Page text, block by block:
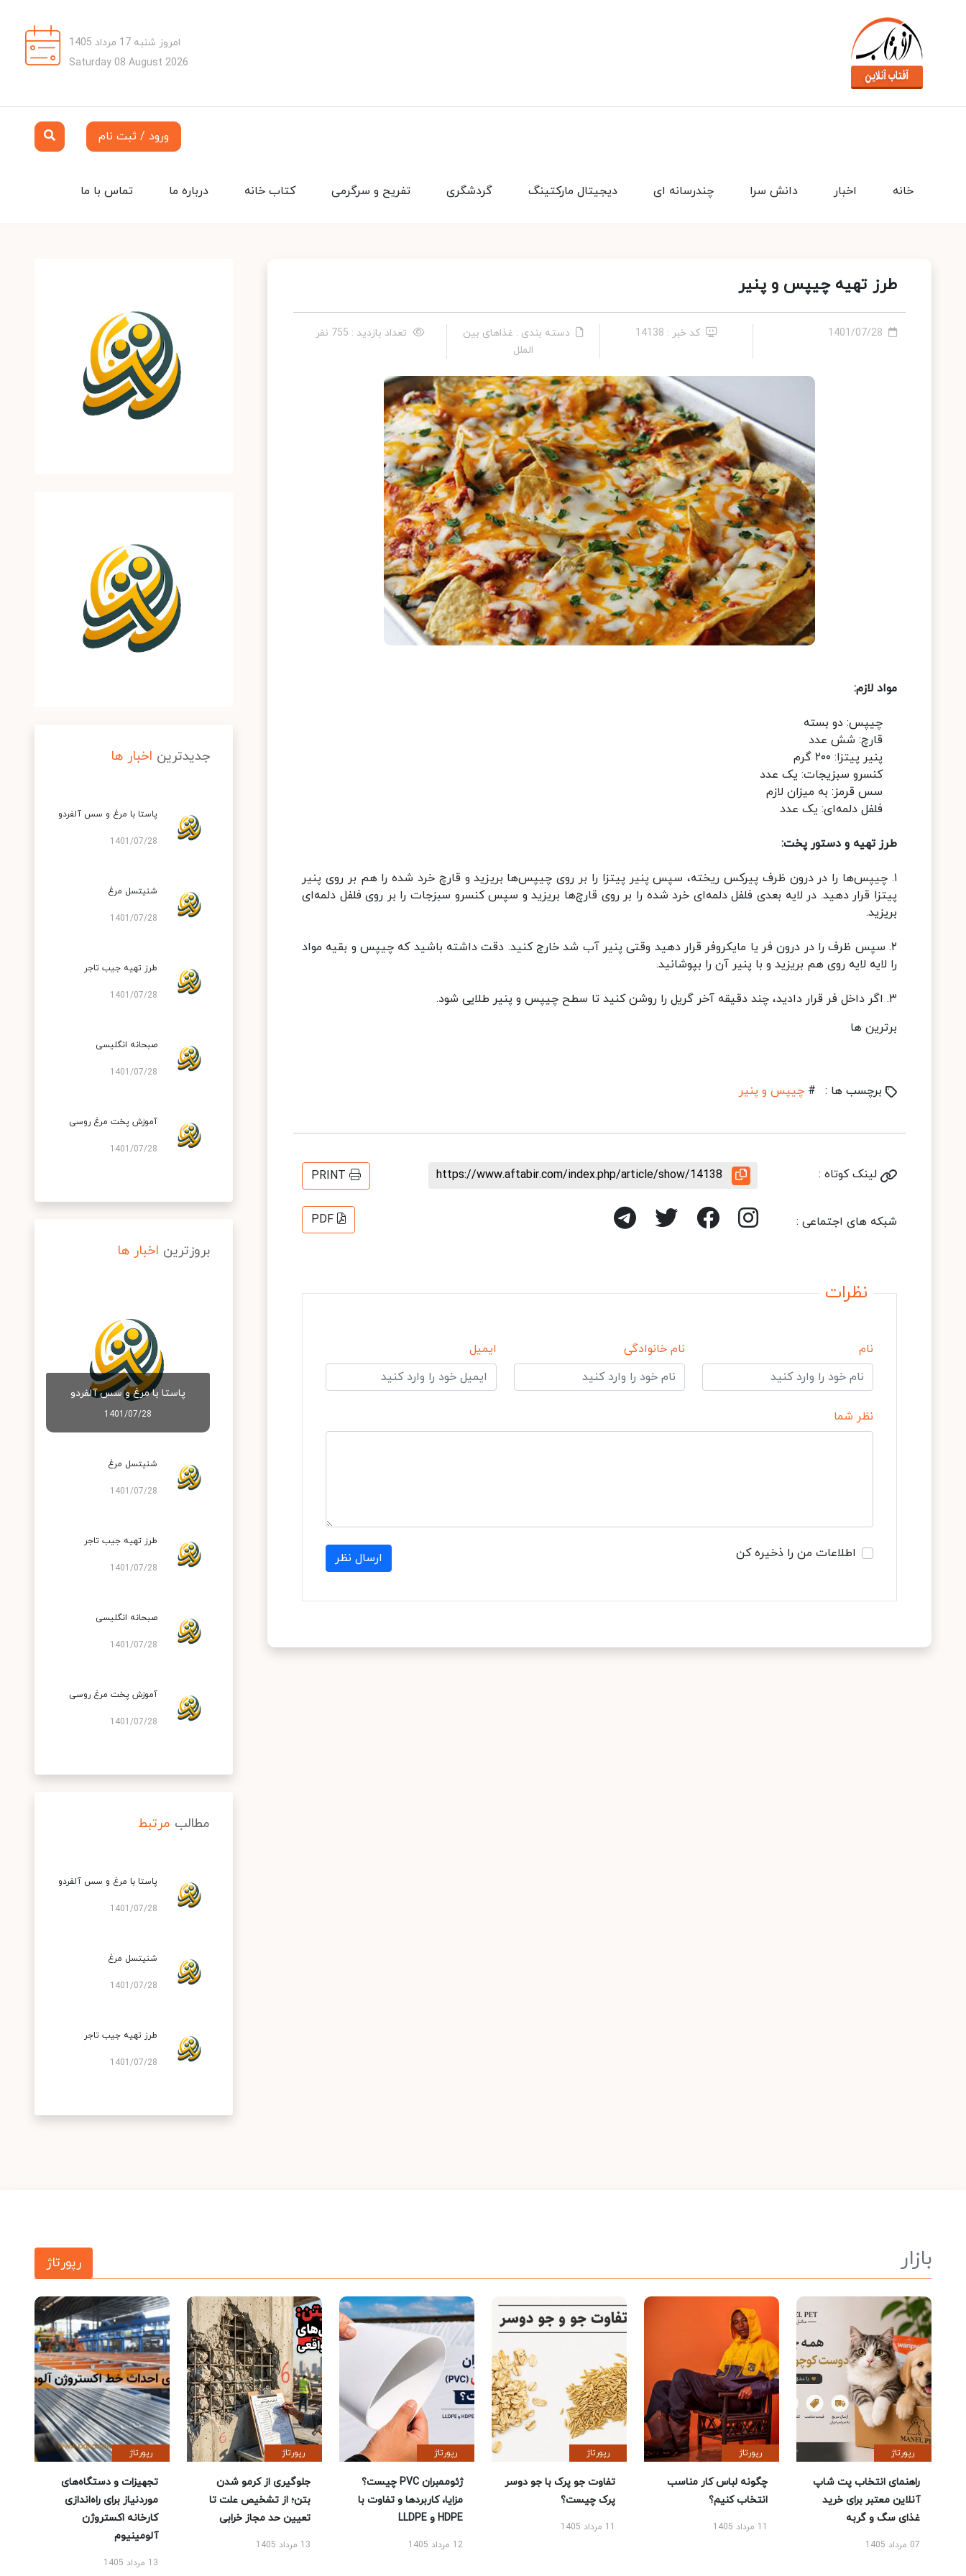
امروز شنبه 17 مرداد 1405
Saturday 08 August 2026
ورود / ثبت نام
تماس با ما درباره ما کتاب خانه تفریح و سرگرمی گردشگری دیجیتال مارکتینگ چندرسانه ای دانش سرا اخبار خانه
طرز تهیه چیپس و پنیر
1401/07/28 کد خبر : 14138
دسته بندی : غذاهای بین
الملل
تعداد بازدید : 755 نفر
مواد لازم:
چیپس: دو بسته
قارچ: شش عدد
پنیر پیتزا: ۲۰۰ گرم
کنسرو سبزیجات: یک عدد
سس قرمز: به میزان لازم
فلفل دلمه‌ای: یک عدد
طرز تهیه و دستور پخت:
۱. چیپس‌ها را در درون ظرف پیرکس ریخته، سپس پنیر پیتزا را بر روی چیپس‌ها بریزید و قارچ خرد شده را هم بر روی پنیر
پیتزا قرار دهید. در لایه بعدی فلفل دلمه‌ای خرد شده را بر روی قارچ‌ها بریزید و سپس کنسرو سبزجات را بر روی فلفل دلمه‌ای
بریزید.
۲. سپس ظرف را در درون فر یا مایکروفر قرار دهید وقتی پنیر آب شد خارج کنید. دقت داشته باشید که چیپس و بقیه مواد
را لایه لایه روی هم بریزید و با پنیر آن را بپوشانید.
۳. اگر داخل فر قرار دادید، چند دقیقه آخر گریل را روشن کنید تا سطح چیپس و پنیر طلایی شود.
برترین ها
برچسب ها : # چیپس و پنیر
لینک کوتاه : https://www.aftabir.com/index.php/article/show/14138
PRINT
شبکه های اجتماعی : PDF
نظرات
نام نام خانوادگی ایمیل
نظر شما
اطلاعات من را ذخیره کن ارسال نظر
جدیدترین اخبار ها
پاستا با مرغ و سس آلفردو
1401/07/28
شنیتسل مرغ
1401/07/28
طرز تهیه جیب تاجر
1401/07/28
صبحانه انگلیسی
1401/07/28
آموزش پخت مرغ روسی
1401/07/28
بروزترین اخبار ها
پاستا با مرغ و سس آلفردو
1401/07/28
شنیتسل مرغ
1401/07/28
طرز تهیه جیب تاجر
1401/07/28
صبحانه انگلیسی
1401/07/28
آموزش پخت مرغ روسی
1401/07/28
مطالب مرتبط
پاستا با مرغ و سس آلفردو
1401/07/28
شنیتسل مرغ
1401/07/28
طرز تهیه جیب تاجر
1401/07/28
بازار رپورتاژ
رپورتاژ
راهنمای انتخاب پت شاپ
آنلاین معتبر برای خرید
غذای سگ و گربه
07 مرداد 1405
رپورتاژ
چگونه لباس کار مناسب
انتخاب کنیم؟
11 مرداد 1405
رپورتاژ
تفاوت جو پرک با جو دوسر
پرک چیست؟
11 مرداد 1405
رپورتاژ
ژئوممبران PVC چیست؟
مزایا، کاربردها و تفاوت با
HDPE و LLDPE
12 مرداد 1405
رپورتاژ
جلوگیری از کرمو شدن
بتن؛ از تشخیص علت تا
تعیین حد مجاز خرابی
13 مرداد 1405
رپورتاژ
تجهیزات و دستگاه‌های
موردنیاز برای راه‌اندازی
کارخانه اکستروژن
آلومینیوم
13 مرداد 1405